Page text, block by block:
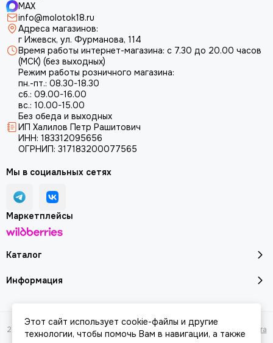
MAX
info@molotok18.ru
Адреса магазинов:
г Ижевск, ул. Фурманова, 114
Время работы интернет-магазина: с 7.30 до 20.00 часов
(МСК) (без выходных)
Режим работы розничного магазина:
пн.-пт.: 08.30-18.30
сб.: 09.00-16.00
вс.: 10.00-15.00
Без обеда и выходных
ИП Халилов Петр Рашитович
ИНН: 183312095656
ОГРНИП: 317183200077565
Каталог
Информация
Мы в социальных сетях
Маркетплейсы
2026 © Молоток18.ру - инструмент, техника, оборудование. Карта сайта
Этот сайт использует cookie-файлы и другие
технологии, чтобы помочь Вам в навигации, а также